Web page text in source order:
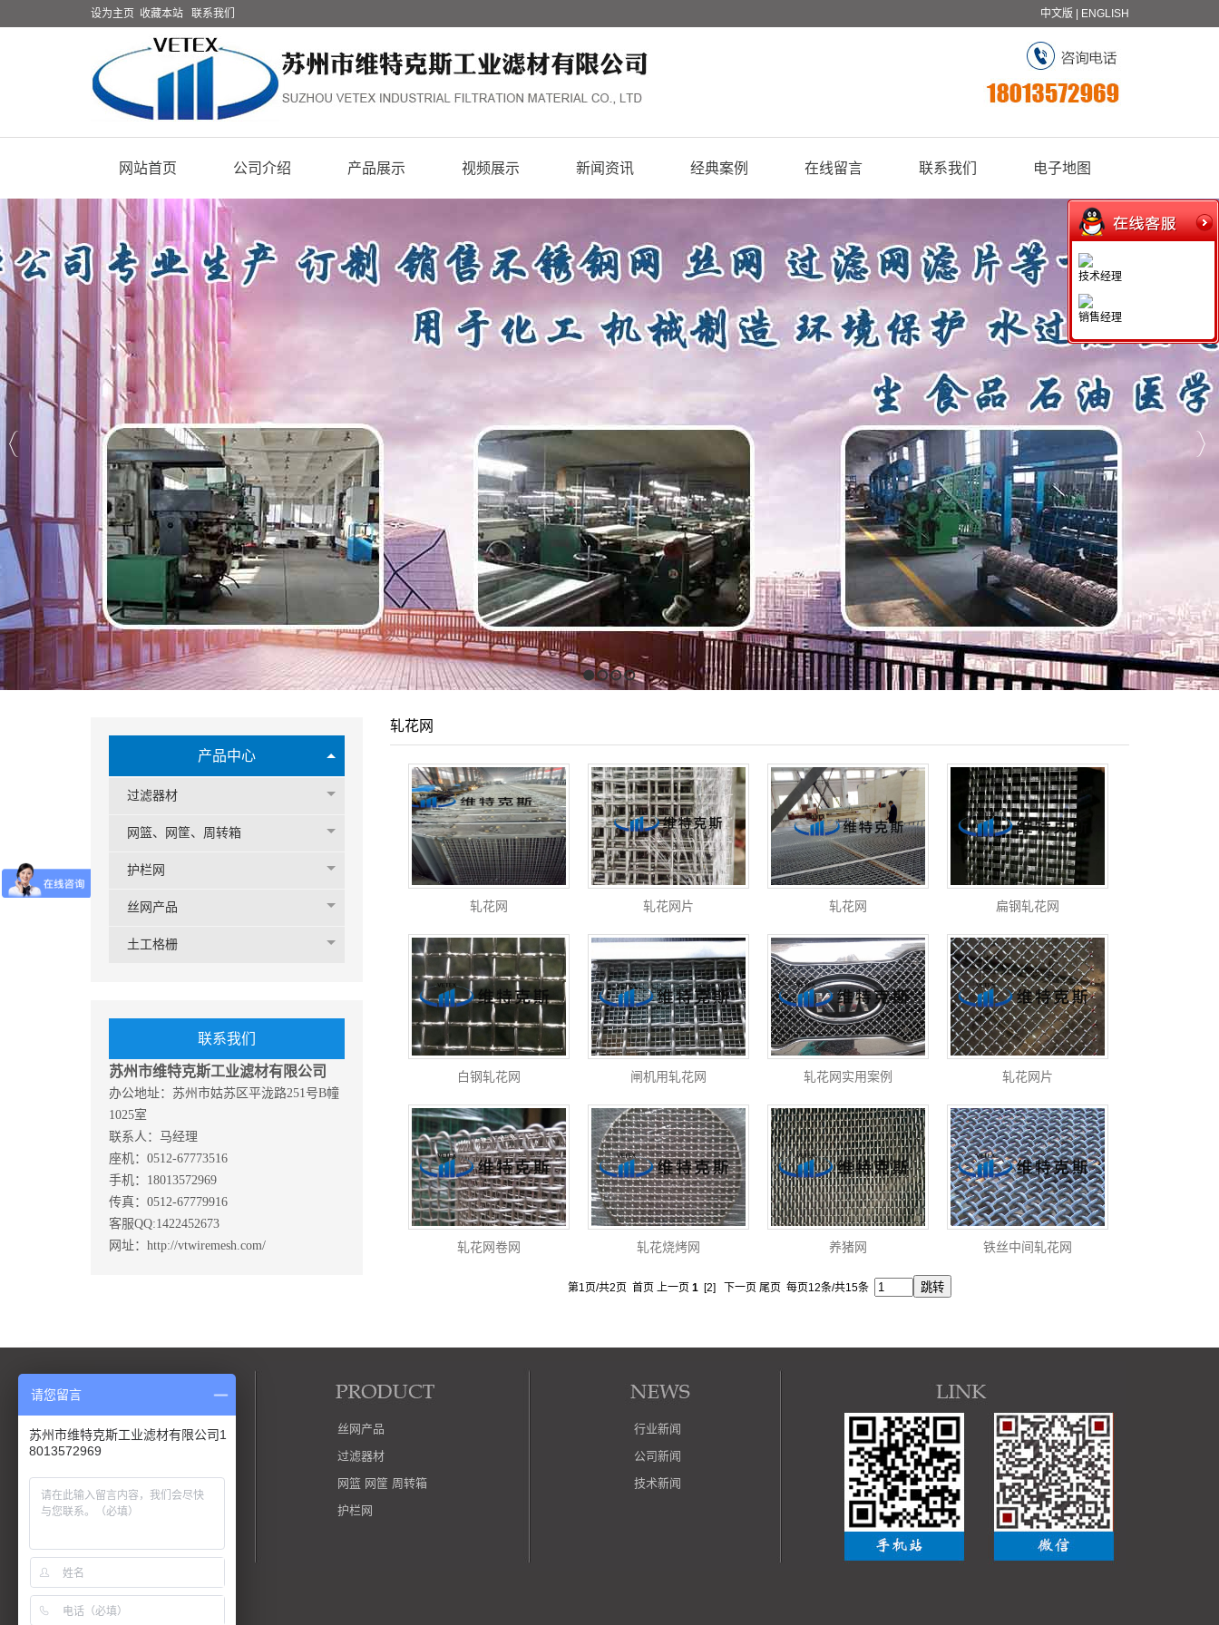
设为主页 收藏本站 联系我们 中文版 ENGLISH
网站首页 公司介绍 产品展示 视频展示 新闻资讯 经典案例 在线留言 联系我们 电子地图
1 2 3 4
产品中心
过滤器材
网篮、网筐、周转箱
护栏网
丝网产品
土工格栅
联系我们
苏州市维特克斯工业滤材有限公司
办公地址： 苏州市姑苏区平泷路251号B幢
1025室
联系人：马经理
座机：0512-67773516
手机：18013572969
传真：0512-67779916
客服QQ:1422452673
网址：http://vtwiremesh.com/
轧花网
轧花网 轧花网片 轧花网 扁钢轧花网
白钢轧花网 闸机用轧花网 轧花网实用案例 轧花网片
轧花网卷网 轧花烧烤网 养猪网 铁丝中间轧花网
第1页/共2页 首页 上一页 1 [2] 下一页 尾页 每页12条/共15条
公司简介
工厂实景
丝网产品
过滤器材
网篮 网筐 周转箱
护栏网
行业新闻
公司新闻
技术新闻
技术经理
销售经理
请您留言
苏州市维特克斯工业滤材有限公司1
8013572969